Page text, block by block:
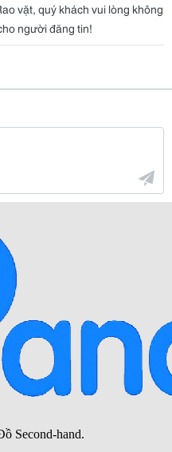
vặt, quý khách vui lòng không
người đăng tin!